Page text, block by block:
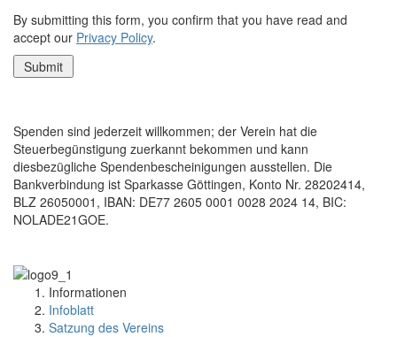
By submitting this form, you confirm that you have read and
accept our Privacy Policy.
Spenden sind jederzeit willkommen; der Verein hat die
Steuerbegünstigung zuerkannt bekommen und kann
diesbezügliche Spendenbescheinigungen ausstellen. Die
Bankverbindung ist Sparkasse Göttingen, Konto Nr. 28202414,
BLZ 26050001, IBAN: DE77 2605 0001 0028 2024 14, BIC:
NOLADE21GOE.
Informationen
Infoblatt
Satzung des Vereins